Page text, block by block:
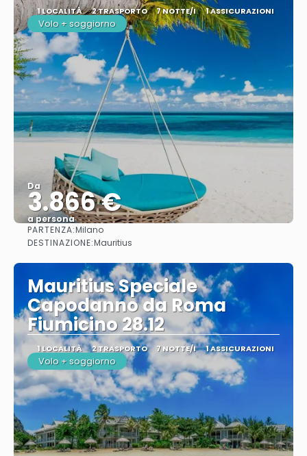
1 LOCALITÀ 2 TRASPORTO 7 NOTTE/I 1 ASSICURAZIONI
Volo + soggiorno
Da
3.866 €
a persona
PARTENZA:Milano
DESTINAZIONE:Mauritius
Mauritius Speciale
Capodanno da Roma
Fiumicino 28.12
1 LOCALITÀ 2 TRASPORTO 7 NOTTE/I 1 ASSICURAZIONI
Volo + soggiorno